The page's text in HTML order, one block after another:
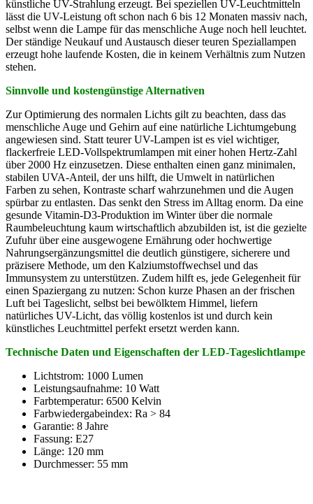
künstliche UV-Strahlung erzeugt. Bei speziellen UV-Leuchtmitteln
lässt die UV-Leistung oft schon nach 6 bis 12 Monaten massiv nach,
selbst wenn die Lampe für das menschliche Auge noch hell leuchtet.
Der ständige Neukauf und Austausch dieser teuren Speziallampen
erzeugt hohe laufende Kosten, die in keinem Verhältnis zum Nutzen
stehen.
Sinnvolle und kostengünstige Alternativen
Zur Optimierung des normalen Lichts gilt zu beachten, dass das
menschliche Auge und Gehirn auf eine natürliche Lichtumgebung
angewiesen sind. Statt teurer UV-Lampen ist es viel wichtiger,
flackerfreie LED-Vollspektrumlampen mit einer hohen Hertz-Zahl
über 2000 Hz einzusetzen. Diese enthalten einen ganz minimalen,
stabilen UVA-Anteil, der uns hilft, die Umwelt in natürlichen
Farben zu sehen, Kontraste scharf wahrzunehmen und die Augen
spürbar zu entlasten. Das senkt den Stress im Alltag enorm. Da eine
gesunde Vitamin-D3-Produktion im Winter über die normale
Raumbeleuchtung kaum wirtschaftlich abzubilden ist, ist die gezielte
Zufuhr über eine ausgewogene Ernährung oder hochwertige
Nahrungsergänzungsmittel die deutlich günstigere, sicherere und
präzisere Methode, um den Kalziumstoffwechsel und das
Immunsystem zu unterstützen. Zudem hilft es, jede Gelegenheit für
einen Spaziergang zu nutzen: Schon kurze Phasen an der frischen
Luft bei Tageslicht, selbst bei bewölktem Himmel, liefern
natürliches UV-Licht, das völlig kostenlos ist und durch kein
künstliches Leuchtmittel perfekt ersetzt werden kann.
Technische Daten und Eigenschaften der LED-Tageslichtlampe
Lichtstrom: 1000 Lumen
Leistungsaufnahme: 10 Watt
Farbtemperatur: 6500 Kelvin
Farbwiedergabeindex: Ra > 84
Garantie: 8 Jahre
Fassung: E27
Länge: 120 mm
Durchmesser: 55 mm